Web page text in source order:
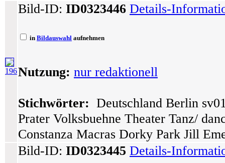
196
Bild-ID: ID0323446 Details-
in Bildauswahl aufnehmen
Nutzung: nur redaktionell
Stichwörter: Deutschland Berlin
Prater Volksbuehne Theater Tanz/
Constanza Macras Dorky Park Jill
Bild-ID: ID0323445 Details-